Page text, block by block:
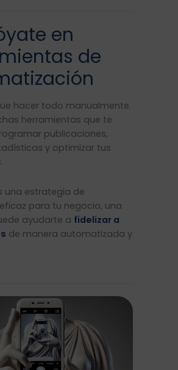
en
de
hacer todo manualmente.
herramientas que te
publicaciones,
y optimizar tus
una estrategia de
para tu negocio, una
ayudarte a fidelizar a
de manera automatizada y